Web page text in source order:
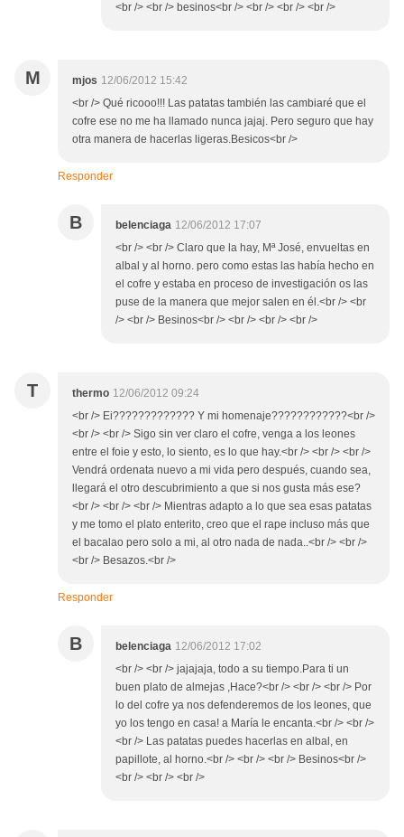
<br /> <br /> besinos<br /> <br /> <br /> <br />
M mjos 12/06/2012 15:42
<br /> Qué ricooo!!! Las patatas también las cambiaré que el
cofre ese no me ha llamado nunca jajaj. Pero seguro que hay
otra manera de hacerlas ligeras.Besicos<br />
Responder
B belenciaga 12/06/2012 17:07
<br /> <br /> Claro que la hay, Mª José, envueltas en
albal y al horno. pero como estas las había hecho en
el cofre y estaba en proceso de investigación os las
puse de la manera que mejor salen en él.<br /> <br
/> <br /> Besinos<br /> <br /> <br /> <br />
T thermo 12/06/2012 09:24
<br /> Ei????????????? Y mi homenaje????????????<br />
<br /> <br /> Sigo sin ver claro el cofre, venga a los leones
entre el foie y esto, lo siento, es lo que hay.<br /> <br /> <br />
Vendrá ordenata nuevo a mi vida pero después, cuando sea,
llegará el otro descubrimiento a que si nos gusta más ese?
<br /> <br /> <br /> Mientras adapto a lo que sea esas patatas
y me tomo el plato enterito, creo que el rape incluso más que
el bacalao pero solo a mi, al otro nada de nada..<br /> <br />
<br /> Besazos.<br />
Responder
B belenciaga 12/06/2012 17:02
<br /> <br /> jajajaja, todo a su tiempo.Para ti un
buen plato de almejas ,Hace?<br /> <br /> <br /> Por
lo del cofre ya nos defenderemos de los leones, que
yo los tengo en casa! a María le encanta.<br /> <br />
<br /> Las patatas puedes hacerlas en albal, en
papillote, al horno.<br /> <br /> <br /> Besinos<br />
<br /> <br /> <br />